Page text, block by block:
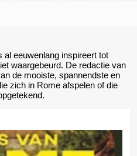
eeuwenlang inspireert tot
waargebeurd. De redactie van
de mooiste, spannendste en
zich in Rome afspelen of die